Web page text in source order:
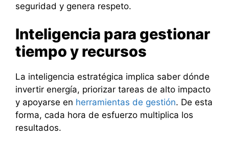
seguridad y genera respeto.
Inteligencia para gestionar
tiempo y recursos
La inteligencia estratégica implica saber dónde
invertir energía, priorizar tareas de alto impacto
y apoyarse en herramientas de gestión. De esta
forma, cada hora de esfuerzo multiplica los
resultados.